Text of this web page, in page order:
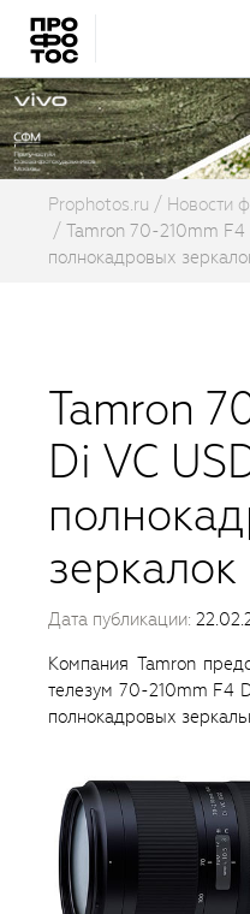
Prophotos.ru Новости
Tamron 70-210mm F4
полнокадровых
Tamron
Di VC
зеркалок
Дата публикации:
Компания Tamron
телезум 70-210mm F4
полнокадровых